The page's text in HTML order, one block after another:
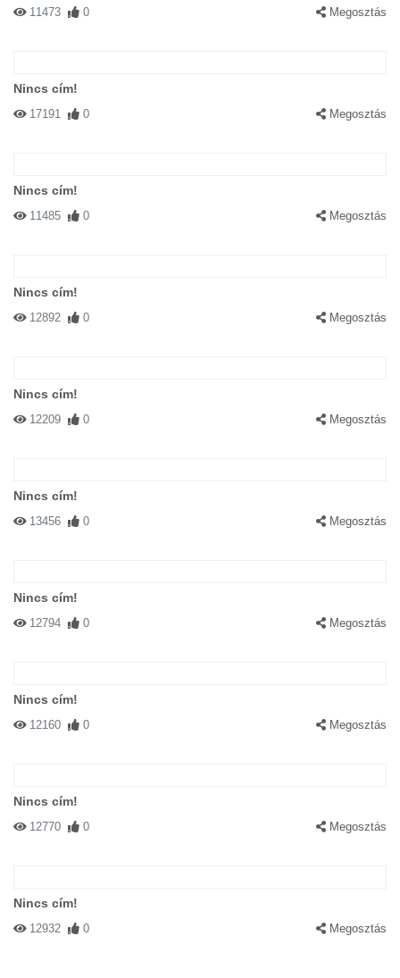
11473 0 Megosztás
Nincs cím!
17191 0 Megosztás
Nincs cím!
11485 0 Megosztás
Nincs cím!
12892 0 Megosztás
Nincs cím!
12209 0 Megosztás
Nincs cím!
13456 0 Megosztás
Nincs cím!
12794 0 Megosztás
Nincs cím!
12160 0 Megosztás
Nincs cím!
12770 0 Megosztás
Nincs cím!
12932 0 Megosztás